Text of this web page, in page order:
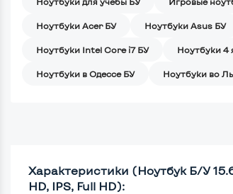
Ноутбуки Acer БУ Ноутбуки Asus БУ
Ноутбуки Intel Core i7 БУ Ноутбуки 4
Ноутбуки в Одессе БУ Ноутбуки во
Характеристики (Ноутбук Б/У
HD, IPS, Full HD):